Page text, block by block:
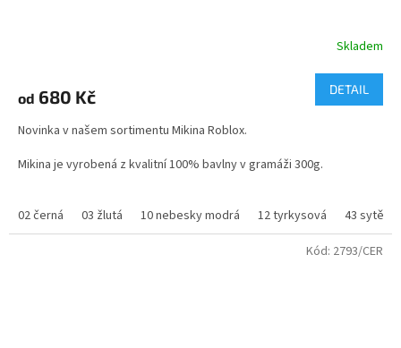
je
z
hvězdiček.
Skladem
od 680 Kč DETAIL
Novinka v našem sortimentu Mikina Roblox.
Mikina je vyrobená z kvalitní 100% bavlny v gramáži 300g.
od velikosti S do XXL. Mikinu můžete doplnit tričkem
02 černá 03 žlutá 10 nebesky modrá 12 tyrkysová 43 sytě
Kód: 2793/CER